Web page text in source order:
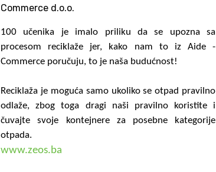
Commerce d.o.o.
100 učenika je imalo priliku da se upozna sa
procesom reciklaže jer, kako nam to iz Aide -
Commerce poručuju, to je naša budućnost!
Reciklaža je moguća samo ukoliko se otpad pravilno
odlaže, zbog toga dragi naši pravilno koristite i
čuvajte svoje kontejnere za posebne kategorije
otpada.
www.zeos.ba